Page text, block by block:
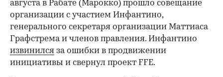
августа в Рабате (Марокко) прошло совещание
организации с участием Инфантино,
генерального секретаря организации Маттиаса
Графстрема и членов правления. Инфантино
извинился за ошибки в продвижении
инициативы и свернул проект FFE.